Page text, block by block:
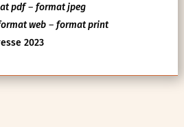
pdf– format jpeg
web– format print
2023